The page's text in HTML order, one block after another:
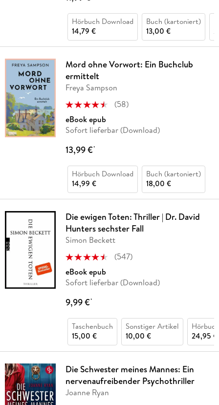
Hörbuch Download
14,79 €
Buch (kartoniert)
13,00 €
Mord ohne Vorwort: Ein Buchclub
ermittelt
Freya Sampson
(58)
eBook epub
Sofort lieferbar (Download)
13,99 €*
Hörbuch Download
14,99 €
Buch (kartoniert)
18,00 €
Die ewigen Toten: Thriller | Dr. David
Hunters sechster Fall
Simon Beckett
(547)
eBook epub
Sofort lieferbar (Download)
9,99 €*
Taschenbuch
15,00 €
Sonstiger Artikel
10,00 €
24,95 €
Die Schwester meines Mannes: Ein
nervenaufreibender Psychothriller
Joanne Ryan